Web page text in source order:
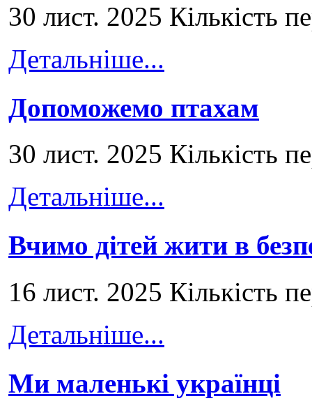
30 лист. 2025 Кількість
Детальніше...
Допоможемо птахам
30 лист. 2025 Кількість
Детальніше...
Вчимо дітей жити в
16 лист. 2025 Кількість
Детальніше...
Ми маленькі українці